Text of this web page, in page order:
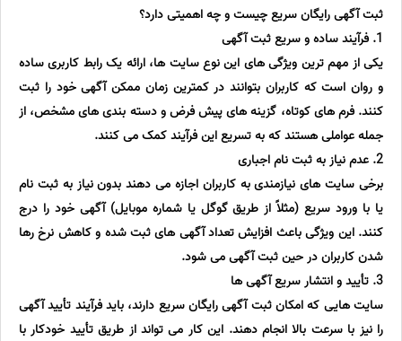
ثبت آگهی رایگان سریع چیست و چه اهمیتی دارد؟
1. فرآیند ساده و سریع ثبت آگهی
یکی از مهم ترین ویژگی های این نوع سایت ها، ارائه یک رابط کاربری ساده
و روان است که کاربران بتوانند در کمترین زمان ممکن آگهی خود را ثبت
کنند. فرم های کوتاه، گزینه های پیش فرض و دسته بندی های مشخص، از
جمله عواملی هستند که به تسریع این فرآیند کمک می کنند.
2. عدم نیاز به ثبت نام اجباری
برخی سایت های نیازمندی به کاربران اجازه می دهند بدون نیاز به ثبت نام
یا با ورود سریع (مثلاً از طریق گوگل یا شماره موبایل) آگهی خود را درج
کنند. این ویژگی باعث افزایش تعداد آگهی های ثبت شده و کاهش نرخ رها
شدن کاربران در حین ثبت آگهی می شود.
3. تأیید و انتشار سریع آگهی ها
سایت هایی که امکان ثبت آگهی رایگان سریع دارند، باید فرآیند تأیید آگهی
را نیز با سرعت بالا انجام دهند. این کار می تواند از طریق تأیید خودکار با